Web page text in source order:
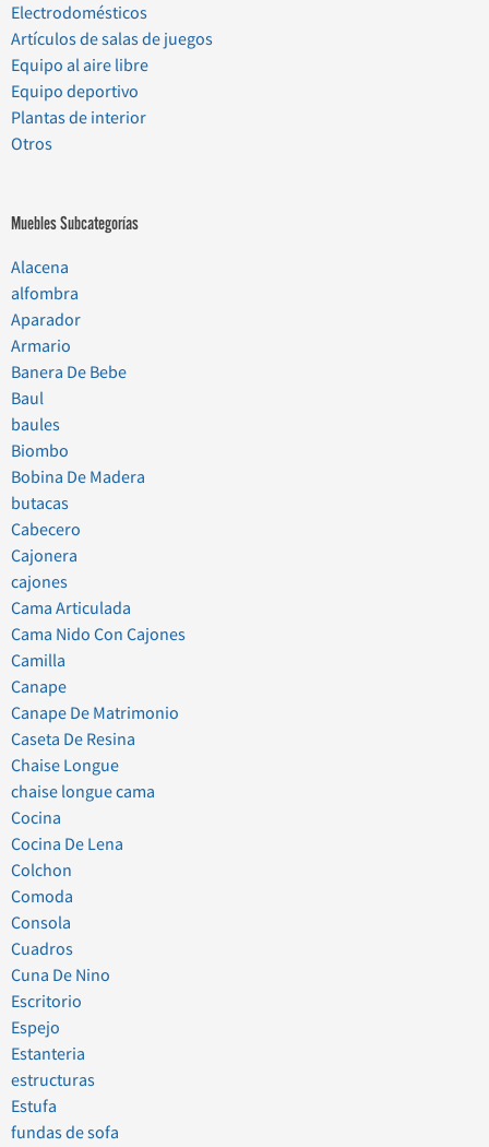
Electrodomésticos
Artículos de salas de juegos
Equipo al aire libre
Equipo deportivo
Plantas de interior
Otros
Muebles Subcategorías
Alacena
alfombra
Aparador
Armario
Banera De Bebe
Baul
baules
Biombo
Bobina De Madera
butacas
Cabecero
Cajonera
cajones
Cama Articulada
Cama Nido Con Cajones
Camilla
Canape
Canape De Matrimonio
Caseta De Resina
Chaise Longue
chaise longue cama
Cocina
Cocina De Lena
Colchon
Comoda
Consola
Cuadros
Cuna De Nino
Escritorio
Espejo
Estanteria
estructuras
Estufa
fundas de sofa